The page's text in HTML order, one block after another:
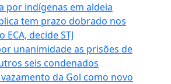
por indígenas em aldeia
tem prazo dobrado nos
decide STJ
unanimidade as prisões de
seis condenados
da Gol como novo